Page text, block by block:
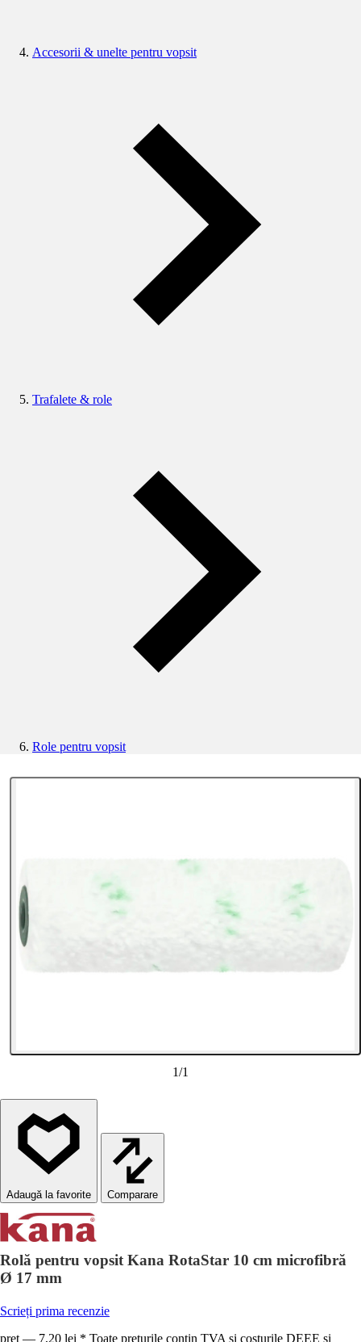
Accesorii & unelte pentru vopsit
Trafalete & role
Role pentru vopsit
1/1
Comparare
Rolă pentru vopsit Kana RotaStar 10 cm microfibră
Ø 17 mm
Scrieți prima recenzie
preț — 7,20 lei * Toate prețurile conțin TVA și costurile DEEE și